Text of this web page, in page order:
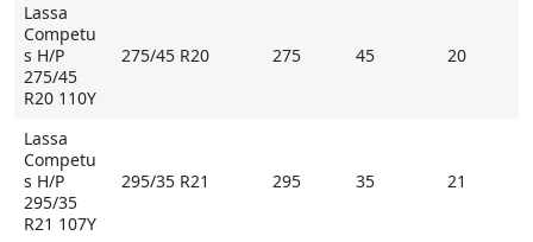
Lassa
Competu
s H/P
275/45
R20 110Y
275/45 R20 275 45 20
Lassa
Competu
s H/P
295/35
R21 107Y
295/35 R21 295 35 21